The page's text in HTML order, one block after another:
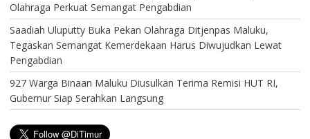
Olahraga Perkuat Semangat Pengabdian
Saadiah Uluputty Buka Pekan Olahraga Ditjenpas Maluku,
Tegaskan Semangat Kemerdekaan Harus Diwujudkan Lewat
Pengabdian
927 Warga Binaan Maluku Diusulkan Terima Remisi HUT RI,
Gubernur Siap Serahkan Langsung